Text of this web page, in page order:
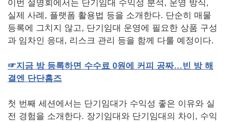
이번 설명회에서는 단기임대 수익성 분석, 운영 방식,
실제 사례, 플랫폼 활용법 등을 소개한다. 단순히 매물
등록에 그치지 않고, 단기임대 운영에 필요한 상품 구성
과 임차인 응대, 리스크 관리 등을 함께 다룰 예정이다.
☞지금 방 등록하면 수수료 0원에 커피 공짜…빈 방 해
결엔 단단홈즈
첫 번째 세션에서는 단기임대가 수익성 좋은 이유와 실
전 경험을 소개한다. 장기임대와 단기임대의 차이, 수익